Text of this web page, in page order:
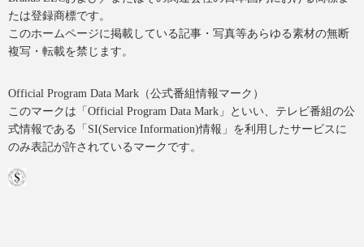
たは登録商標です。
このホームページに掲載している記事・写真等あらゆる素材の無断
複写・転載を禁じます。
Official Program Data Mark（公式番組情報マーク）
このマークは「Official Program Data Mark」といい、テレビ番組の公
式情報である「SI(Service Information)情報」を利用したサービスに
のみ表記が許されているマークです。